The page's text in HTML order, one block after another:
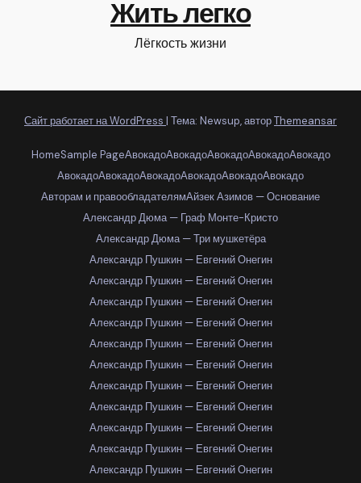
Жить легко
Лёгкость жизни
Сайт работает на WordPress | Тема: Newsup, авторThemeansar
HomeSample PageАвокадоАвокадоАвокадоАвокадоАвокадо
АвокадоАвокадоАвокадоАвокадоАвокадоАвокадо
Авторам и правообладателямАйзек Азимов — Основание
Александр Дюма — Граф Монте-Кристо
Александр Дюма — Три мушкетёра
Александр Пушкин — Евгений Онегин
Александр Пушкин — Евгений Онегин
Александр Пушкин — Евгений Онегин
Александр Пушкин — Евгений Онегин
Александр Пушкин — Евгений Онегин
Александр Пушкин — Евгений Онегин
Александр Пушкин — Евгений Онегин
Александр Пушкин — Евгений Онегин
Александр Пушкин — Евгений Онегин
Александр Пушкин — Евгений Онегин
Александр Пушкин — Евгений Онегин